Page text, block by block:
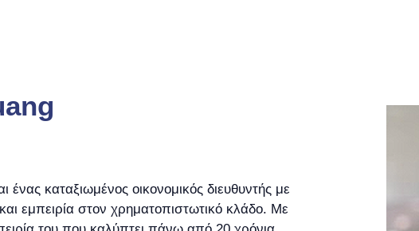
ένας καταξιωμένος οικονομικός διευθυντής με
εμπειρία στον χρηματοπιστωτικό κλάδο. Με